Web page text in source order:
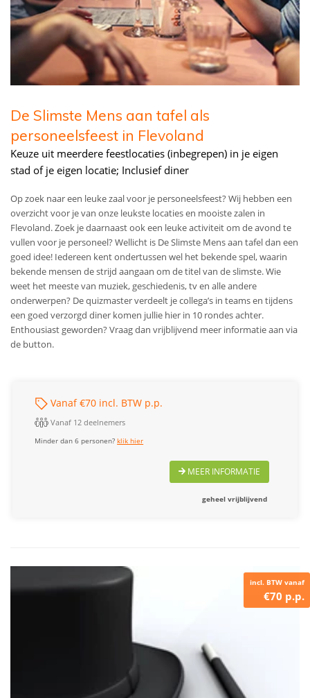
De Slimste Mens aan tafel als
personeelsfeest in Flevoland
Keuze uit meerdere feestlocaties (inbegrepen) in je eigen
stad of je eigen locatie; Inclusief diner
Op zoek naar een leuke zaal voor je personeelsfeest? Wij hebben een
overzicht voor je van onze leukste locaties en mooiste zalen in
Flevoland. Zoek je daarnaast ook een leuke activiteit om de avond te
vullen voor je personeel? Wellicht is De Slimste Mens aan tafel dan een
goed idee! Iedereen kent ondertussen wel het bekende spel, waarin
bekende mensen de strijd aangaan om de titel van de slimste. Wie
weet het meeste van muziek, geschiedenis, tv en alle andere
onderwerpen? De quizmaster verdeelt je collega’s in teams en tijdens
een goed verzorgd diner komen jullie hier in 10 rondes achter.
Enthousiast geworden? Vraag dan vrijblijvend meer informatie aan via
de button.
Vanaf €70 incl. BTW p.p.
Vanaf 12 deelnemers
Minder dan 6 personen?klik hier
MEER INFORMATIE
geheel vrijblijvend
incl. BTW vanaf
€70 p.p.